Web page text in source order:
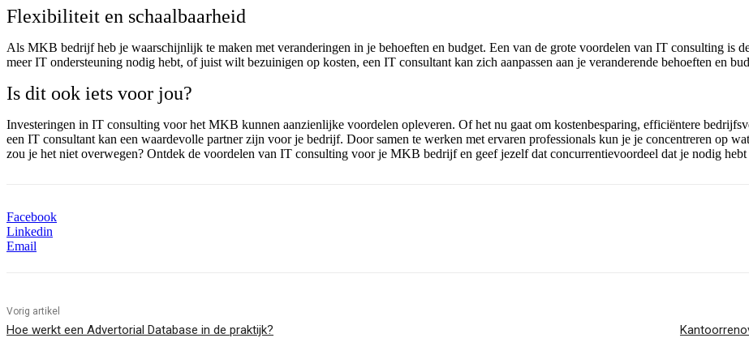
Flexibiliteit en schaalbaarheid
Als MKB bedrijf heb je waarschijnlijk te maken met veranderingen in je behoeften en budget. Een van de grote voordelen van IT consulting is
meer IT ondersteuning nodig hebt, of juist wilt bezuinigen op kosten, een IT consultant kan zich aanpassen aan je veranderende behoeften en
Is dit ook iets voor jou?
Investeringen in IT consulting voor het MKB kunnen aanzienlijke voordelen opleveren. Of het nu gaat om kostenbesparing, efficiëntere
een IT consultant kan een waardevolle partner zijn voor je bedrijf. Door samen te werken met ervaren professionals kun je je concentreren op
zou je het niet overwegen? Ontdek de voordelen van IT consulting voor je MKB bedrijf en geef jezelf dat concurrentievoordeel dat je nodig hebt
Facebook
Linkedin
Email
Vorig artikel
Hoe werkt een Advertorial Database in de praktijk?